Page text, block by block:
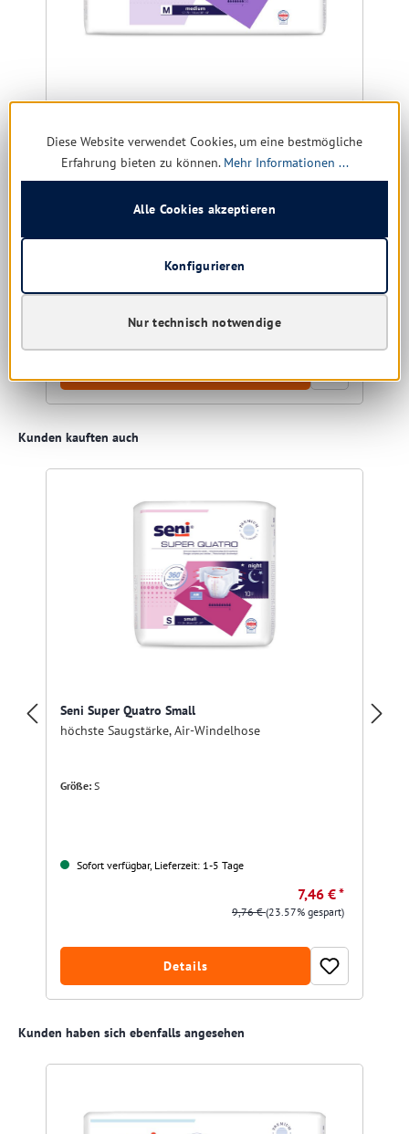
Seni Super Plus, lila
Größe: XS | S | M | L | XL | XXL
Sofort verfügbar, Lieferzeit: 1-5 Tage
5,07 € *
6,13 €
Produktgalerie überspringen
Kunden kauften auch
Seni Super Quatro Small
höchste Saugstärke, Air-Windelhose
Größe: S
Sofort verfügbar, Lieferzeit: 1-5 Tage
7,46 € *
9,76 €(23.57% gespart)
Details
Produktgalerie überspringen
Kunden haben sich ebenfalls angesehen
Diese Website verwendet Cookies, um eine bestmögliche
Erfahrung bieten zu können. Mehr Informationen ...
Nur technisch notwendige
Konfigurieren
Alle Cookies akzeptieren